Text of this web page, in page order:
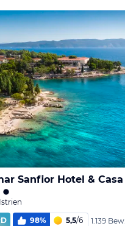
Sanfior Hotel & Casa
98% 5,5/6
1.139 Bew.